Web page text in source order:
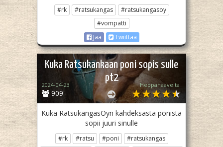
#rk #ratsukangas
#ratsukangasoy
#vompatti
Jaa
Twiittaa
Kuka Ratsukankaan poni sopis sulle
pt2
909
2024-04-23 Heppahaaveita
Kuka RatsukangasOyn kahdeksasta ponista
sopii juuri sinulle
#rk #ratsu #poni
#ratsukangas